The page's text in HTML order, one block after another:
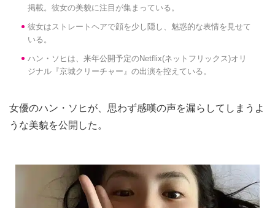
掲載。彼女の美貌に注目が集まっている。
彼女はストレートヘアで顔を少し隠し、魅惑的な表情を見せて
いる。
ハン・ソヒは、来年公開予定のNetflix(ネットフリックス)オリ
ジナル『京城クリーチャー』の出演を控えている。
女優のハン・ソヒが、思わず感嘆の声を漏らしてしまうよ
うな美貌を公開した。